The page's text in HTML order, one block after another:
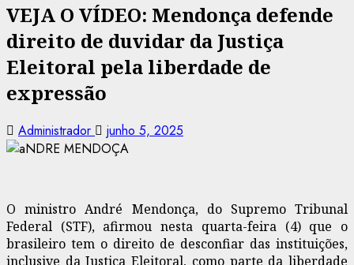
VEJA O VÍDEO: Mendonça defende
direito de duvidar da Justiça
Eleitoral pela liberdade de
expressão
Administrador junho 5, 2025
O ministro André Mendonça, do Supremo Tribunal
Federal (STF), afirmou nesta quarta-feira (4) que o
brasileiro tem o direito de desconfiar das instituições,
inclusive da Justiça Eleitoral, como parte da liberdade